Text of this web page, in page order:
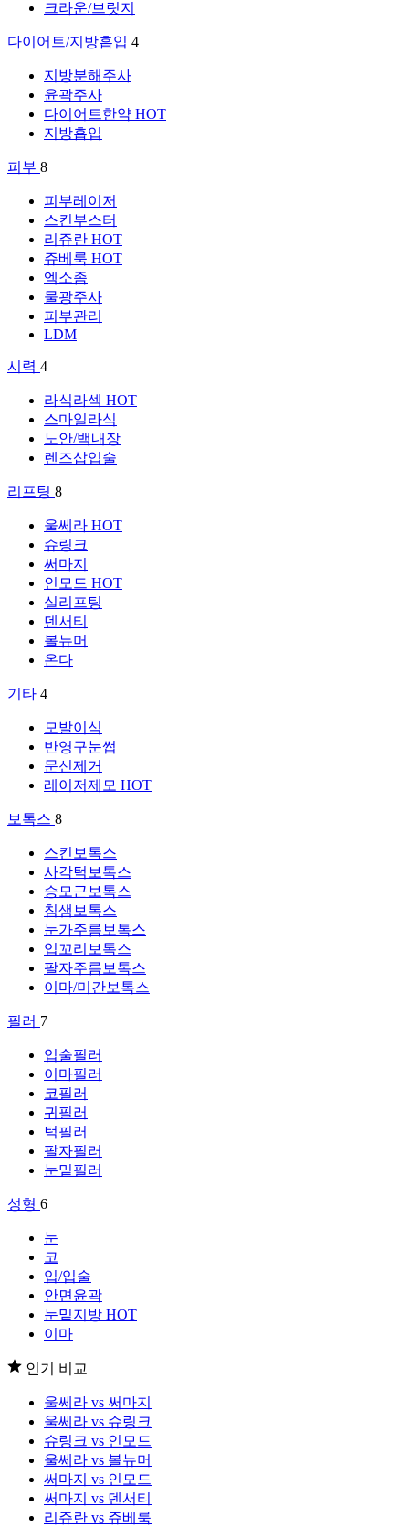
크라운/브릿지
다이어트/지방흡입 4
지방분해주사
윤곽주사
다이어트한약 HOT
지방흡입
피부 8
피부레이저
스킨부스터
리쥬란 HOT
쥬베룩 HOT
엑소좀
물광주사
피부관리
LDM
시력 4
라식라섹 HOT
스마일라식
노안/백내장
렌즈삽입술
리프팅 8
울쎄라 HOT
슈링크
써마지
인모드 HOT
실리프팅
덴서티
볼뉴머
온다
기타 4
모발이식
반영구눈썹
문신제거
레이저제모 HOT
보톡스 8
스킨보톡스
사각턱보톡스
승모근보톡스
침샘보톡스
눈가주름보톡스
입꼬리보톡스
팔자주름보톡스
이마/미간보톡스
필러 7
입술필러
이마필러
코필러
귀필러
턱필러
팔자필러
눈밑필러
성형 6
눈
코
입/입술
안면윤곽
눈밑지방 HOT
이마
인기 비교
울쎄라 vs 써마지
울쎄라 vs 슈링크
슈링크 vs 인모드
울쎄라 vs 볼뉴머
써마지 vs 인모드
써마지 vs 덴서티
리쥬란 vs 쥬베룩